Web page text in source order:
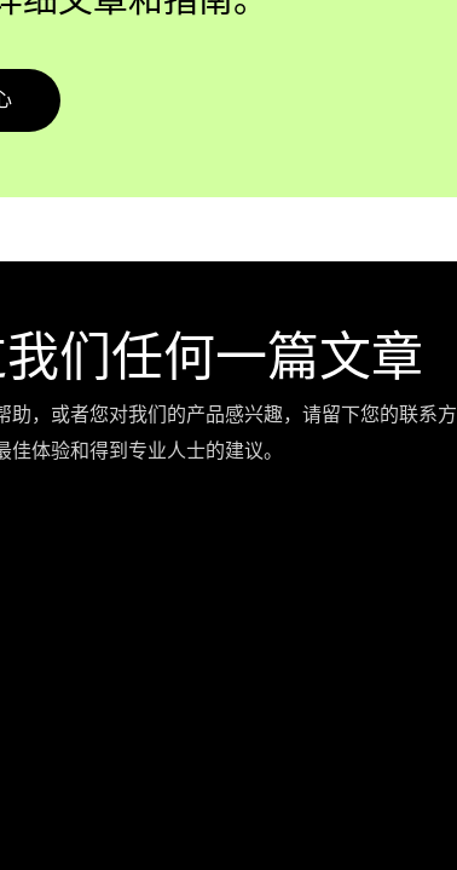
们任何一篇文章
助，或者您对我们的产品感兴趣，请留下您的联系方
体验和得到专业人士的建议。